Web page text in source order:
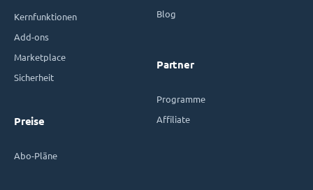
Kernfunktionen
Add-ons
Marketplace
Sicherheit
Preise
Abo-Pläne
Blog
Partner
Programme
Affiliate